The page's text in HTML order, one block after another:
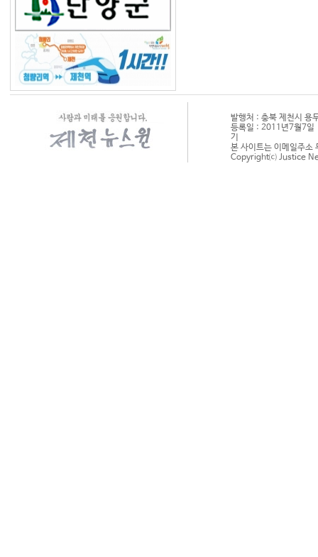
발행처 : 충북 제천시
등록일 : 2011년7월7일
기
본 사이트는 이메일주소
Copyright⒞ Justice